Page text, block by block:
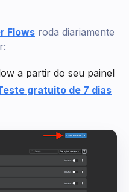
Flows roda diariamente
a partir do seu painel
gratuito de 7 dias